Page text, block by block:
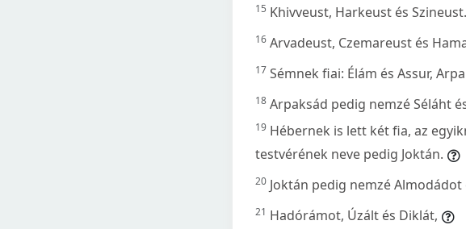
15 Khivveust, Harkeust és Szineust.
16 Arvadeust, Czemareust és
17 Sémnek fiai: Élám és Assur,
18 Arpaksád pedig nemzé Séláht
19 Hébernek is lett két fia, az
testvérének neve pedig Joktán.
20 Joktán pedig nemzé
21 Hadórámot, Úzált és Diklát,